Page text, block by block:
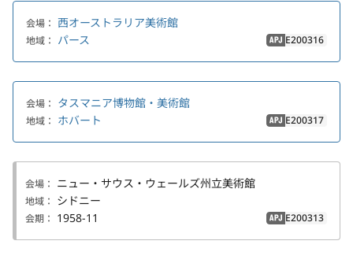
会場： 西オーストラリア美術館
地域： パース APJ E200316
会場： タスマニア博物館・美術館
地域： ホバート APJ E200317
会場： ニュー・サウス・ウェールズ州立美術館
地域： シドニー
会期： 1958-11 APJ E200313